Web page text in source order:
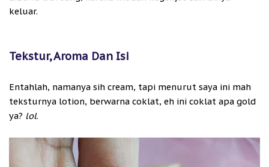
keluar.
Tekstur, Aroma Dan Isi
Entahlah, namanya sih cream, tapi menurut saya ini mah
teksturnya lotion, berwarna coklat, eh ini coklat apa gold
ya? lol.